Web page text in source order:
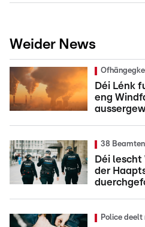
Weider News
Déi Lénk
eng
38
Déi
der
Police